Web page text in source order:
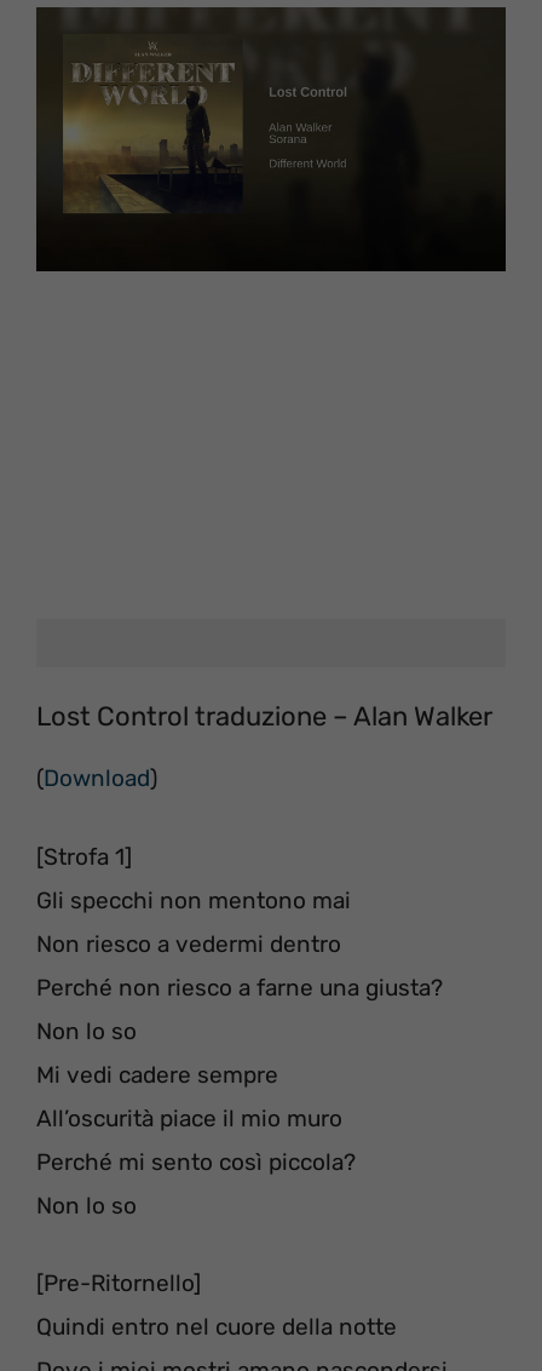
Lost Control traduzione – Alan Walker
(Download)
[Strofa 1]
Gli specchi non mentono mai
Non riesco a vedermi dentro
Perché non riesco a farne una giusta?
Non lo so
Mi vedi cadere sempre
All’oscurità piace il mio muro
Perché mi sento così piccola?
Non lo so
[Pre-Ritornello]
Quindi entro nel cuore della notte